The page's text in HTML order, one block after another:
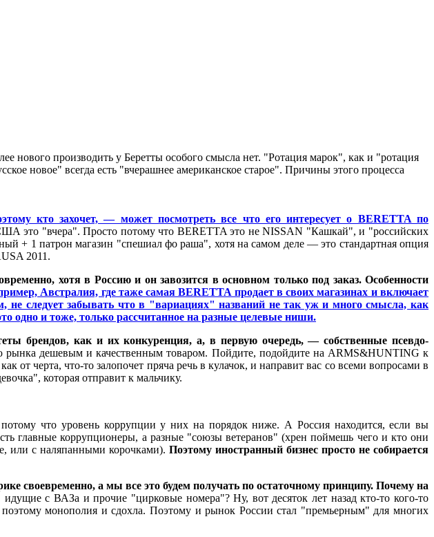
нового производить у Беретты особого смысла нет. "Ротация марок", как и "ротация
новое" всегда есть "вчерашнее американское старое". Причины этого процесса
кто захочет, — может посмотреть все что его интересует о BERETTA по
это "вчера". Просто потому что BERETTA это не NISSAN "Кашкай", и "российских
+ 1 патрон магазин "спешиал фо раша", хотя на самом деле — это стандартная опция
2011.
хотя в Россию и он завозится в основном только под заказ. Особенности
Австралия, где таже самая BERETTA продает в своих магазинах и включает
не следует забывать что в "вариациях" названий не так уж и много смысла, как
одно и тоже, только рассчитанное на разные целевые ниши.
брендов, как и их конкуренция, а, в первую очередь, — собственные псевдо-
дешевым и качественным товаром. Пойдите, подойдите на ARMS&HUNTING к
черта, что-то залопочет пряча речь в кулачок, и направит вас со всеми вопросами в
которая отправит к мальчику.
что уровень коррупции у них на порядок ниже. А Россия находится, если вы
главные коррупционеры, а разные "союзы ветеранов" (хрен поймешь чего и кто они
или с наляпанными корочками).Поэтому иностранный бизнес просто не собирается
своевременно, а мы все это будем получать по остаточному принципу. Почему на
с ВАЗа и прочие "цирковые номера"? Ну, вот десяток лет назад кто-то кого-то
поэтому монополия и сдохла. Поэтому и рынок России стал "премьерным" для многих